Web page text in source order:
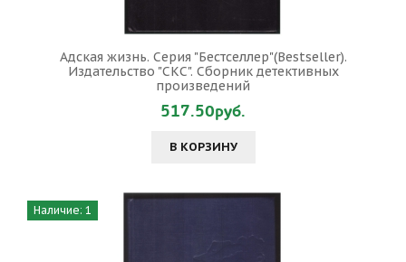
Адская жизнь. Серия "Бестселлер"(Bestseller).
Издательство "СКС". Сборник детективных
произведений
517.50руб.
В КОРЗИНУ
Наличие: 1